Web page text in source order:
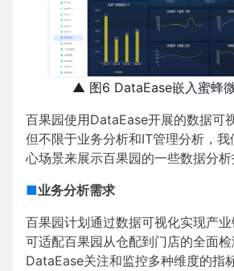
▲ 图6 DataEase嵌入蜜蜂
百果园使用DataEase开展的数据可
但不限于业务分析和IT管理分析，
心场景来展示百果园的一些数据分析
■业务分析需求
百果园计划通过数据可视化实现产业
可适配百果园从仓配到门店的全面
DataEase关注和监控多种维度的指